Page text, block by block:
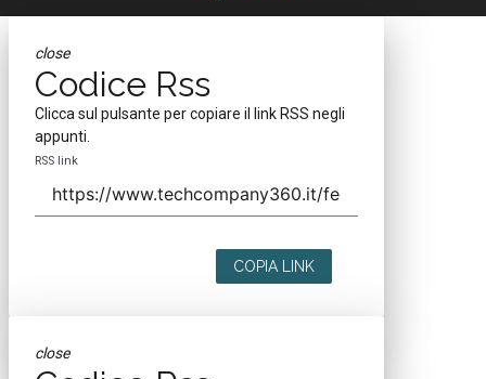
close
Codice Rss
Clicca sul pulsante per copiare il link RSS negli
appunti.
RSS link
COPIA LINK
close